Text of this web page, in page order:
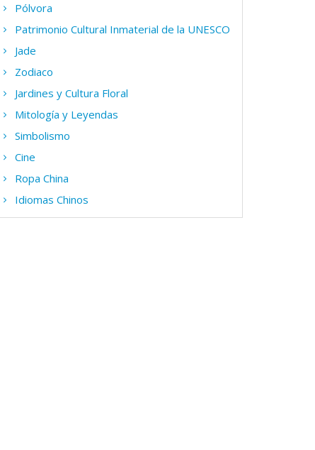
Pólvora
Patrimonio Cultural Inmaterial de la UNESCO
Jade
Zodiaco
Jardines y Cultura Floral
Mitología y Leyendas
Simbolismo
Cine
Ropa China
Idiomas Chinos